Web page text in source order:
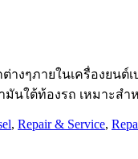
งๆภายในเครื่องยน
นใต้ท้องรถ เหมาะส
, Repair & Service,